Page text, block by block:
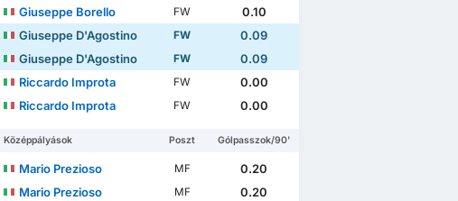
Giuseppe Borello
FW
0.10
Giuseppe D'Agostino
FW
0.09
Giuseppe D'Agostino
FW
0.09
Riccardo Improta
FW
0.00
Riccardo Improta
FW 0.00
Középpályások Poszt Gólpasszok/90'
Mario Prezioso MF
0.20
Mario Prezioso
MF
0.20